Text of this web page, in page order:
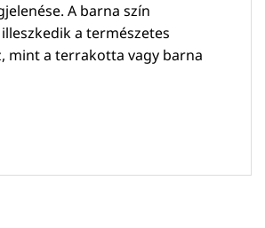
A barna szín
a természetes
mint a terrakotta vagy barna